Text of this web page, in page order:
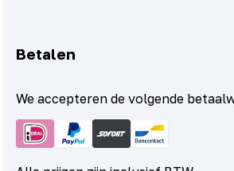
Betalen
We accepteren de volgende